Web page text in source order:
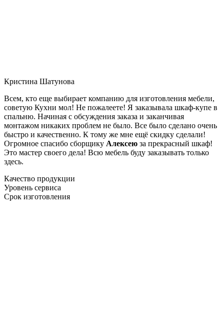
Кристина Шатунова
Всем, кто еще выбирает компанию для изготовления мебели,
советую Кухни мол! Не пожалеете! Я заказывала шкаф-купе в
спальню. Начиная с обсуждения заказа и заканчивая
монтажом никаких проблем не было. Все было сделано очень
быстро и качественно. К тому же мне ещё скидку сделали!
Огромное спасибо сборщику Алексею за прекрасный шкаф!
Это мастер своего дела! Всю мебель буду заказывать только
здесь.
Качество продукции
Уровень сервиса
Срок изготовления